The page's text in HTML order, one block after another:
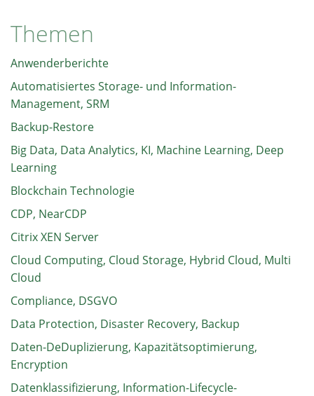
Themen
Anwenderberichte
Automatisiertes Storage- und Information-
Management, SRM
Backup-Restore
Big Data, Data Analytics, KI, Machine Learning, Deep
Learning
Blockchain Technologie
CDP, NearCDP
Citrix XEN Server
Cloud Computing, Cloud Storage, Hybrid Cloud, Multi
Cloud
Compliance, DSGVO
Data Protection, Disaster Recovery, Backup
Daten-DeDuplizierung, Kapazitätsoptimierung,
Encryption
Datenklassifizierung, Information-Lifecycle-